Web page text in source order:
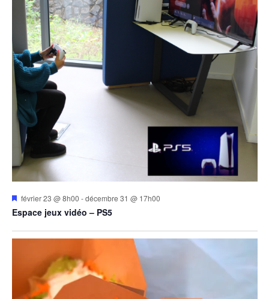
Mis
avant
février 23 @ 8h00 -décembre 31 @ 17h00
Espace jeux vidéo – PS5